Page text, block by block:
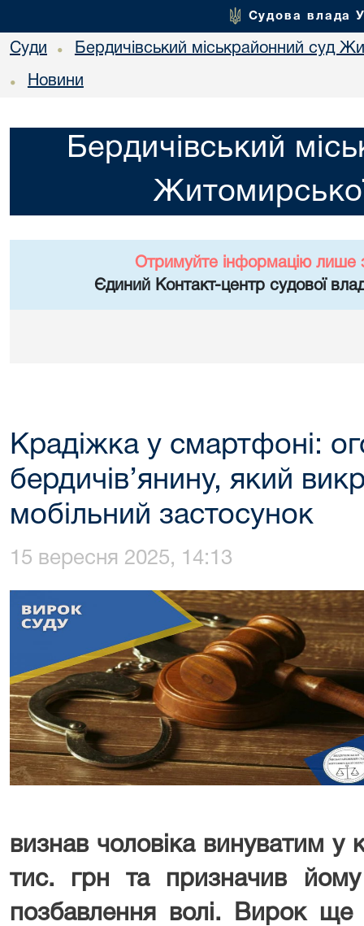
Судова влада
Суди • Бердичівський міськрайонний суд
• Новини
Бердичівський
Отримуйте інформацію лише
Єдиний Контакт-центр судової
Крадіжка у смартфоні:
бердичів’янину, який
мобільний застосунок
15 вересня 2025, 14:13
визнав чоловіка винуватим у
тис. грн та призначив
позбавлення волі. Вирок ще